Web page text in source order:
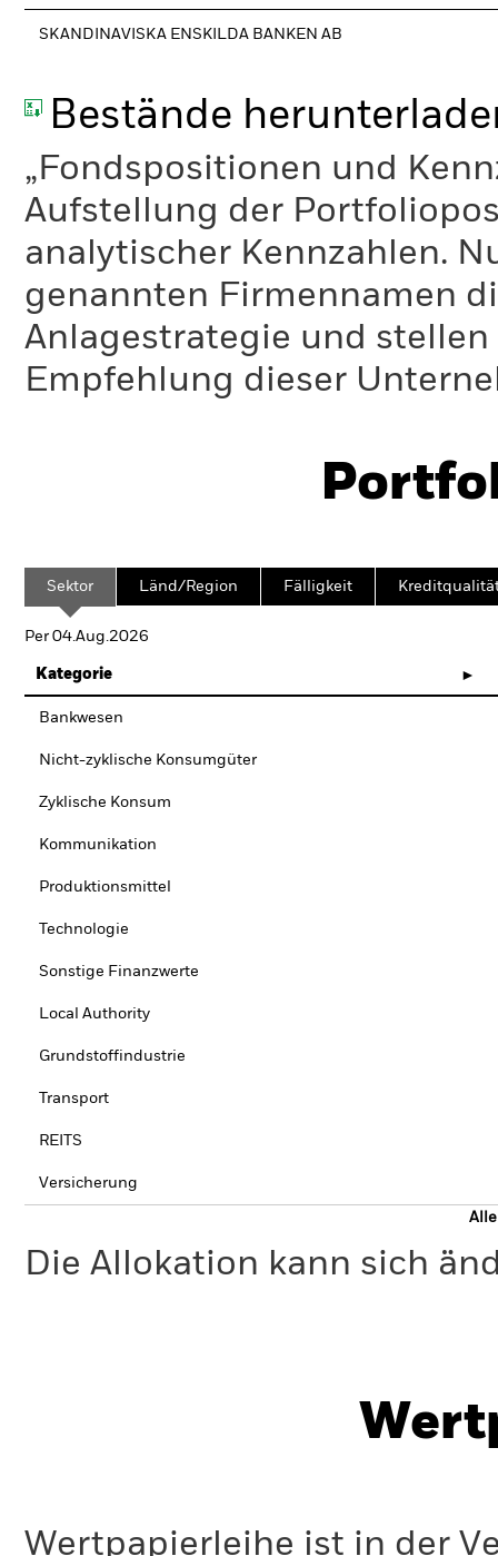
SKANDINAVISKA ENSKILDA BANKEN AB
Bestände
„Fondspositionen und
Aufstellung der
analytischer Kennzahlen.
genannten Firmennamen
Anlagestrategie und
Empfehlung dieser
Sektor Länd/Region Fälligkeit
Per 04.Aug.2026
Kategorie
Bankwesen
Nicht-zyklische Konsumgüter
Zyklische Konsum
Kommunikation
Produktionsmittel
Technologie
Sonstige Finanzwerte
Local Authority
Grundstoffindustrie
Transport
REITS
Versicherung
Die Allokation kann sich
Wertpapierleihe ist in der